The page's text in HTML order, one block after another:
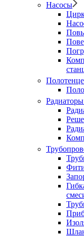
Насосы
Радиаторы